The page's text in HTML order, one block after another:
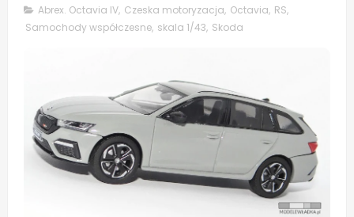
Abrex. Octavia IV, Czeska motoryzacja, Octavia, RS,
Samochody współczesne, skala 1/43, Skoda